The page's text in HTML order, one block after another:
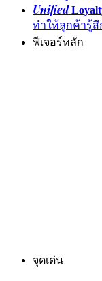
Unified
ทำให้ลูกค้ารู้
ฟีเจอร์หลัก
จุดเด่น